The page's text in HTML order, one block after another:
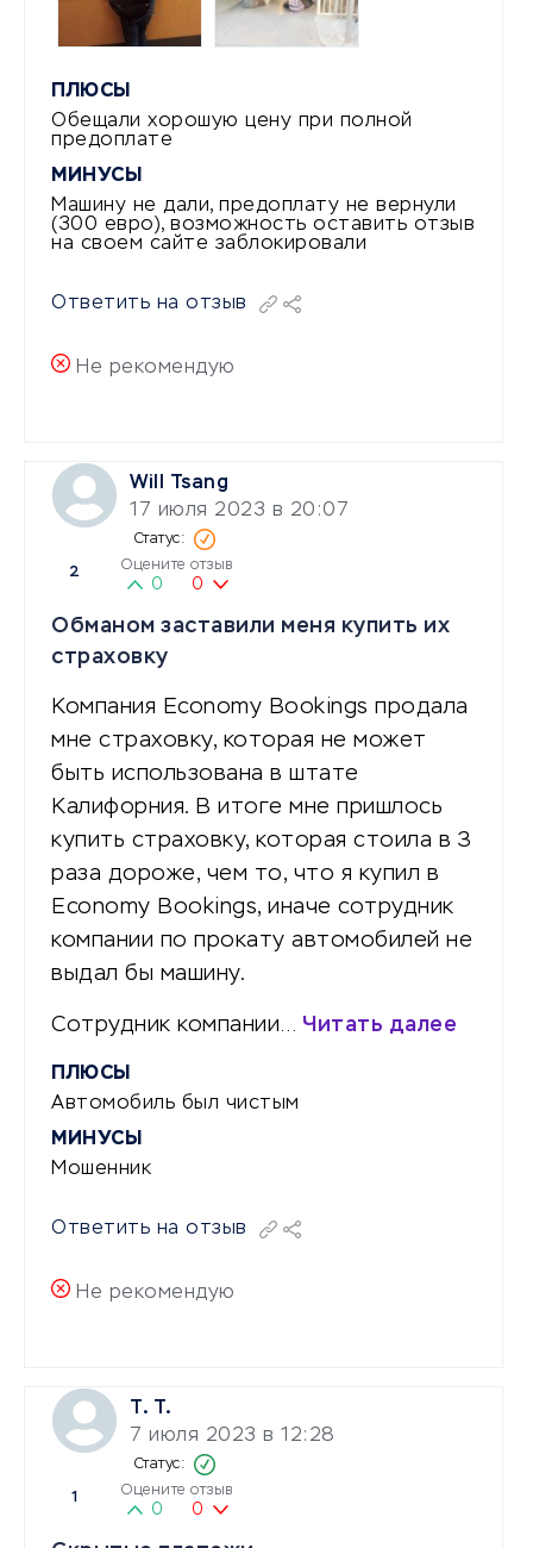
ПЛЮСЫ
Обещали хорошую цену при полной
предоплате
МИНУСЫ
Машину не дали, предоплату не вернули
(300 евро), возможность оставить отзыв
на своем сайте заблокировали
Ответить на отзыв
Не рекомендую
Will Tsang
17 июля 2023 в 20:07
2 Оцените отзыв
0 0
Обманом заставили меня купить их
страховку
Компания Economy Bookings продала
мне страховку, которая не может
быть использована в штате
Калифорния. В итоге мне пришлось
купить страховку, которая стоила в 3
раза дороже, чем то, что я купил в
Economy Bookings, иначе сотрудник
компании по прокату автомобилей не
выдал бы машину.
Сотрудник компании… Читать далее
ПЛЮСЫ
Автомобиль был чистым
МИНУСЫ
Мошенник
Ответить на отзыв
Не рекомендую
T. T.
7 июля 2023 в 12:28
1 Оцените отзыв
0 0